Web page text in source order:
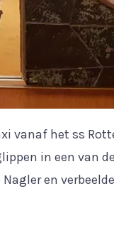
vanaf het ss
in een van
en